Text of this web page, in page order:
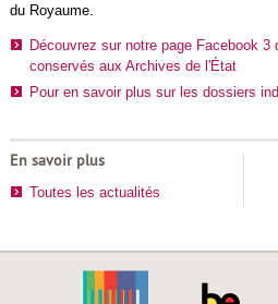
du Royaume.
Découvrez sur notre page Facebook 3
conservés aux Archives de l'État
Pour en savoir plus sur les dossiers
En savoir plus
Toutes les actualités